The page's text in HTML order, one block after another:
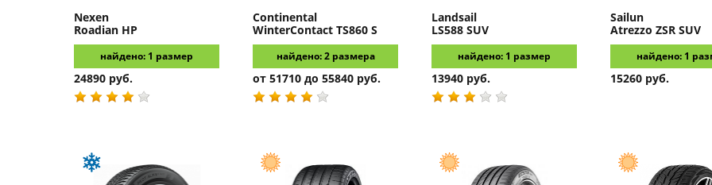
Nexen
Roadian HP
найдено: 1 размер
24890 руб.
Continental
WinterContact TS860 S
найдено: 2 размера
от 51710 до 55840 руб.
Landsail
LS588 SUV
найдено: 1 размер
13940 руб.
Sailun
Atrezzo ZSR SUV
найдено: 1
15260 руб.